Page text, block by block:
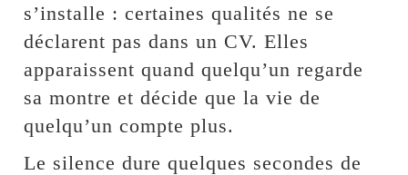
s’installe : certaines qualités ne se
déclarent pas dans un CV. Elles
apparaissent quand quelqu’un regarde
sa montre et décide que la vie de
quelqu’un compte plus.
Le silence dure quelques secondes de